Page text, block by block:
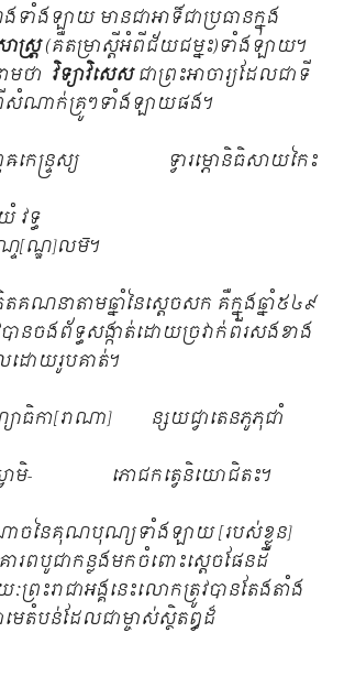
ាំងឡាយ មានជាអាទិ៍ជាប្រធានក្នុង
ស្ត្រ(គឺតម្រាស្ដីអំពីជ័យជម្នះ)ទាំងឡាយ។
មថា វិទ្យាវិសេសជាព្រះអាចារ្យដែលជាទី
ណាក់គ្រូៗទាំងឡាយផង។
កេន្ទ្រស្យ ទ្វារម្ភោនិធិសាយកៃះ
រយំ វទ្ធ
ទ[ណ្ឌ]លម៑។
ណនាតាមឆ្នាំនៃស្ដេចសក គឺក្នុងឆ្នាំ​៥៤៩
ានចងព័ទ្ធសង្កាត់ដោយច្រវាក់ពីរសងខាង
ដោយរូបគាត់។
ធិកា[រាណា] ន្សយជ្វាតេនភូភុជាំ
ាមិ- ភោជកត្វេនិយោជិតះ។
ចនៃគុណបុណ្យទាំងឡាយ [របស់ខ្លួន]
ពបូជាកន្លងមកចំពោះស្ដេចផែនដី
រះរាជាអង្គនេះលោកត្រូវបានតែងតាំង
េតំបន់ដែលជាម្ចាស់ស្ថិតឰដ៏